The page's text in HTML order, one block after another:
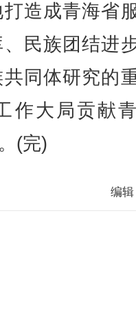
造成青海省
民族团结进
同体研究的
作大局贡献
(完)
编